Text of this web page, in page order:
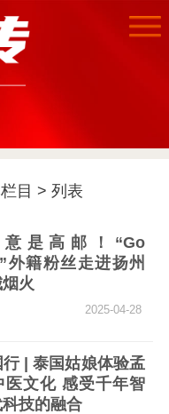
政策法规
目 > 列表
是高邮！“Go
外籍粉丝走进扬州
火
2025-04-28
| 泰国姑娘体验孟
医文化 感受千年智
技的融合